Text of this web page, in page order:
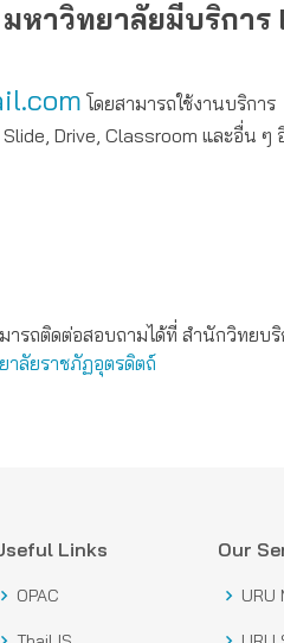
มหาวิทยาลัยมีบริการ
โดยสามารถใช้งานบริการ
Drive, Classroom และอื่น ๆ
ถติดต่อสอบถามได้ที่ สำนักวิทยบริ
ลัยราชภัฏอุตรดิตถ์
Links
OPAC
Our
URU